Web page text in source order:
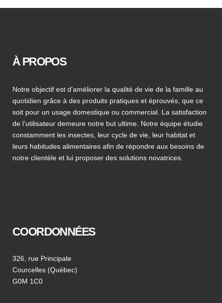
À PROPOS
Notre objectif est d'améliorer la qualité de vie de la famille au
quotidien grâce à des produits pratiques et éprouvés, que ce
soit pour un usage domestique ou commercial. La satisfaction
de l’utilisateur demeure notre but ultime. Notre équipe étudie
constamment les insectes, leur cycle de vie, leur habitat et
leurs habitudes alimentaires afin de répondre aux besoins de
notre clientèle et lui proposer des solutions novatrices.
COORDONNÉES
326, rue Principale
Courcelles (Québec)
G0M 1C0